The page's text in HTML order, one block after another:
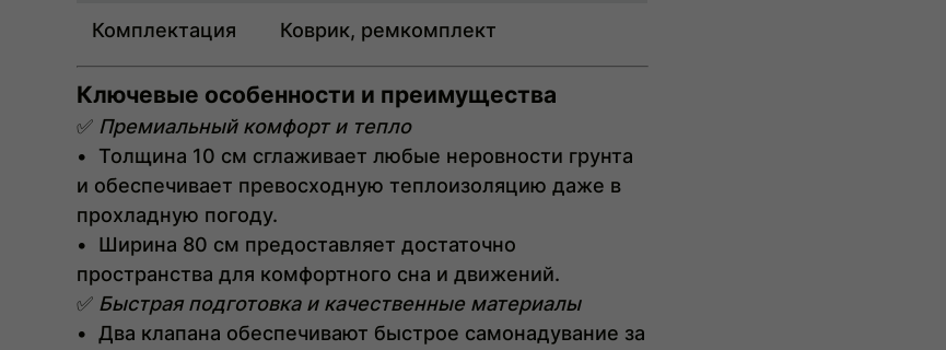
Комплектация Коврик, ремкомплект
Ключевые особенности и преимущества
✅ Премиальный комфорт и тепло
• Толщина 10 см сглаживает любые неровности грунта
и обеспечивает превосходную теплоизоляцию даже в
прохладную погоду.
• Ширина 80 см предоставляет достаточно
пространства для комфортного сна и движений.
✅ Быстрая подготовка и качественные материалы
• Два клапана обеспечивают быстрое самонадувание за